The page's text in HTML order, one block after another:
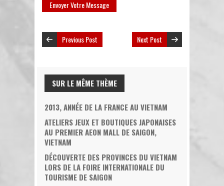
Previous Post Next Post
SUR LE MÊME THÈME
2013, ANNÉE DE LA FRANCE AU VIETNAM
ATELIERS JEUX ET BOUTIQUES JAPONAISES
AU PREMIER AEON MALL DE SAIGON,
VIETNAM
DÉCOUVERTE DES PROVINCES DU VIETNAM
LORS DE LA FOIRE INTERNATIONALE DU
TOURISME DE SAIGON